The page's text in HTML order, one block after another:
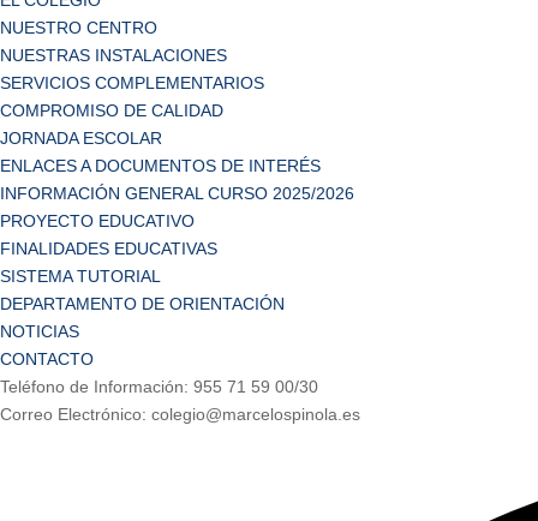
NUESTRO CENTRO
NUESTRAS INSTALACIONES
SERVICIOS COMPLEMENTARIOS
COMPROMISO DE CALIDAD
JORNADA ESCOLAR
ENLACES A DOCUMENTOS DE INTERÉS
INFORMACIÓN GENERAL CURSO 2025/2026
PROYECTO EDUCATIVO
FINALIDADES EDUCATIVAS
SISTEMA TUTORIAL
DEPARTAMENTO DE ORIENTACIÓN
NOTICIAS
CONTACTO
Teléfono de Información: 955 71 59 00/30
Correo Electrónico: colegio@marcelospinola.es